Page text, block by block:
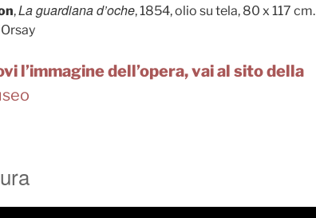
,La guardiana d’oche, 1854, olio su tela, 80 x 117 cm.
l’immagine dell’opera, vai al sito della